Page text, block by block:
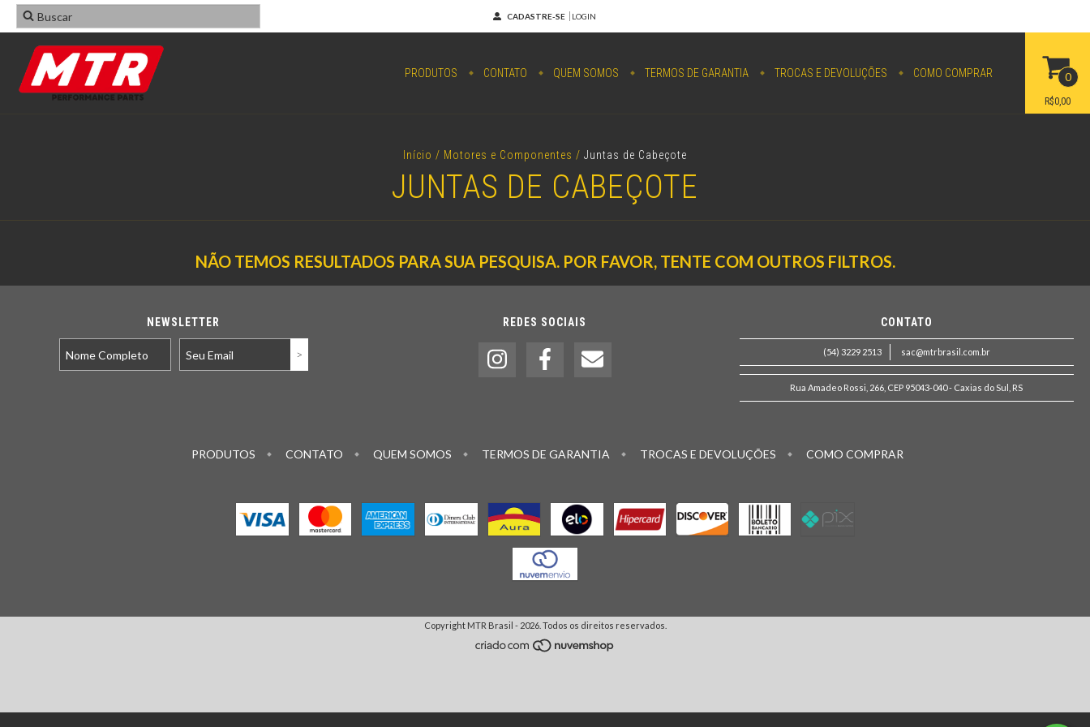
CADASTRE-SE LOGIN
PRODUTOS CONTATO QUEM SOMOS TERMOS DE GARANTIA TROCAS E DEVOLUÇÕES COMO COMPRAR 0
R$0,00
Início / Motores e Componentes / Juntas de Cabeçote
JUNTAS DE CABEÇOTE
NÃO TEMOS RESULTADOS PARA SUA PESQUISA. POR FAVOR, TENTE COM OUTROS FILTROS.
NEWSLETTER REDES SOCIAIS CONTATO
(54) 3229 2513 sac@mtrbrasil.com.br
Rua Amadeo Rossi, 266, CEP 95043-040 - Caxias do Sul, RS
PRODUTOS CONTATO QUEM SOMOS TERMOS DE GARANTIA TROCAS E DEVOLUÇÕES COMO COMPRAR
Copyright MTR Brasil - 2026. Todos os direitos reservados.